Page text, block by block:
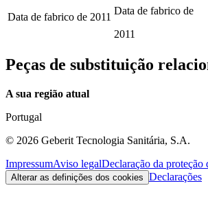
Data de fabrico de 2011
Data de fabrico de
2011
Peças de substituição
A sua região atual
Portugal
© 2026 Geberit Tecnologia Sanitária, S.A.
ImpressumAviso legalDeclaração da proteção
Alterar as definições dos cookies Declarações